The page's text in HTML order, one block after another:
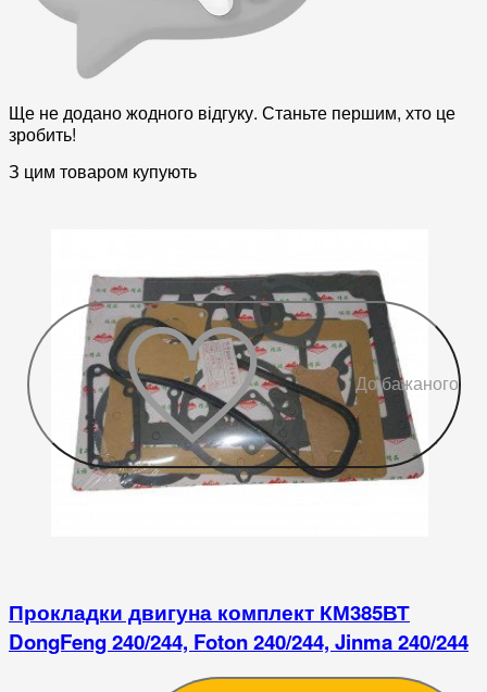
Ще не додано жодного відгуку. Станьте першим, хто це
зробить!
З цим товаром купують
До бажаного
Прокладки двигуна комплект КМ385ВТ
DongFeng 240/244, Foton 240/244, Jinma 240/244